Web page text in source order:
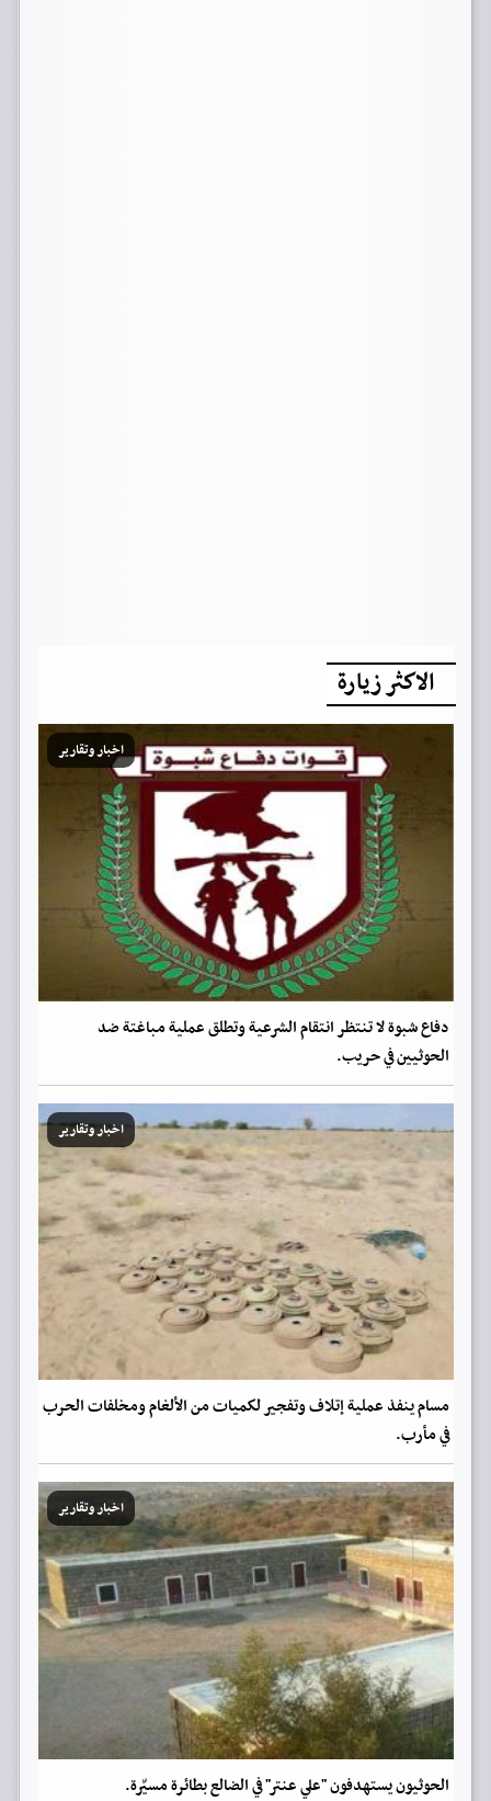
الاكثر زيارة
اخبار وتقارير
دفاع شبوة لا تنتظر انتقام الشرعية وتطلق عملية مباغتة ضد
الحوثيين في حريب.
اخبار وتقارير
مسام ينفذ عملية إتلاف وتفجير لكميات من الألغام ومخلفات الحرب
في مأرب.
اخبار وتقارير
الحوثيون يستهدفون "علي عنتر" في الضالع بطائرة مسيّرة.